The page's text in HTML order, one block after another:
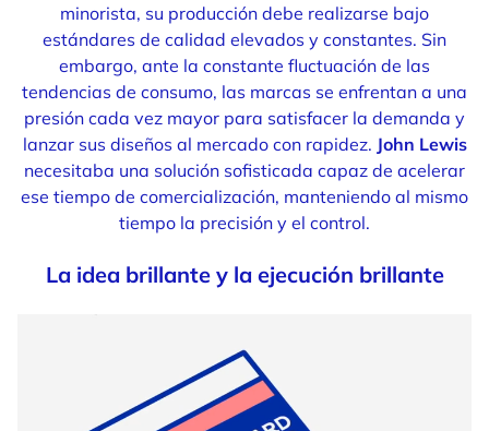
minorista, su producción debe realizarse bajo
estándares de calidad elevados y constantes. Sin
embargo, ante la constante fluctuación de las
tendencias de consumo, las marcas se enfrentan a una
presión cada vez mayor para satisfacer la demanda y
lanzar sus diseños al mercado con rapidez. John Lewis
necesitaba una solución sofisticada capaz de acelerar
ese tiempo de comercialización, manteniendo al mismo
tiempo la precisión y el control.
La idea brillante y la ejecución brillante